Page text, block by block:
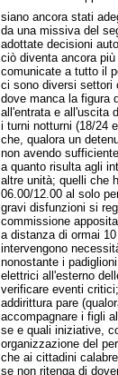
siano ancora stati
da una missiva del
adottate decisioni
ciò diventa ancora
comunicate a tutto il
ci sono diversi settori
dove manca la figura
all'entrata e all'uscita
i turni notturni (18/24
che, qualora un
non avendo
a quanto risulta agli
altre unità; quelli che
06.00/12.00 al solo
gravi disfunzioni si
commissione
a distanza di ormai
intervengono
nonostante i
elettrici all'esterno
verificare eventi critici;
addirittura pare
accompagnare i figli
se e quali iniziative,
organizzazione del
che ai cittadini
se non ritenga di